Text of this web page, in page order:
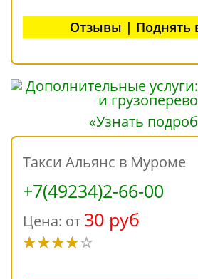
Отзывы | Поднять
«Узнать
Такси Альянс в Муроме
+7(49234)2-66-00
Цена: от 30 руб